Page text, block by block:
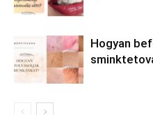
Hogyan